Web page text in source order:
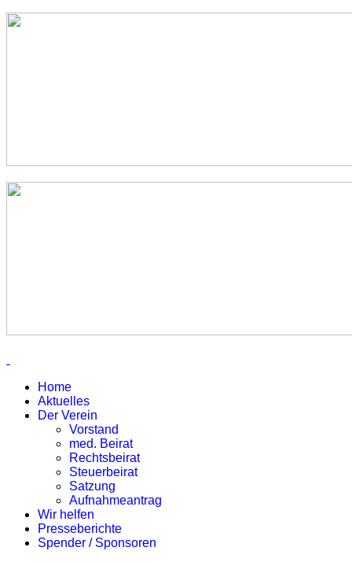
Home
Aktuelles
Der Verein
Vorstand
med. Beirat
Rechtsbeirat
Steuerbeirat
Satzung
Aufnahmeantrag
Wir helfen
Presseberichte
Spender / Sponsoren